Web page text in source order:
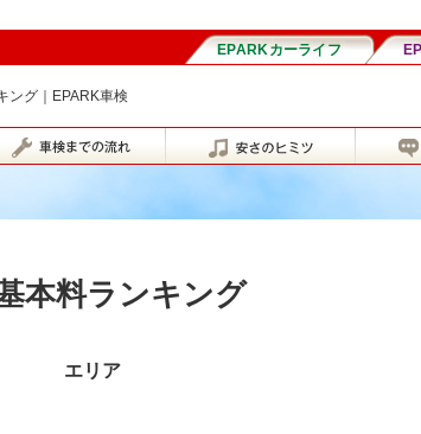
ング｜EPARK車検
本料ランキング
エリア